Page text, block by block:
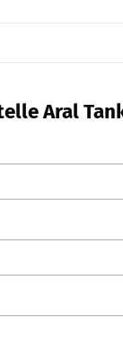
Aral